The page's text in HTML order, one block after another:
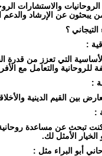
والاستشارات
يبحثون عن الإرشاد والدعم
التيجاني ؟
:
التي تعزز من
والتعامل مع
:
بين القيم الدينية
:
كنت تبحث عن مساعدة
الخيار الأمثل لك.
أبو البراء مثل :